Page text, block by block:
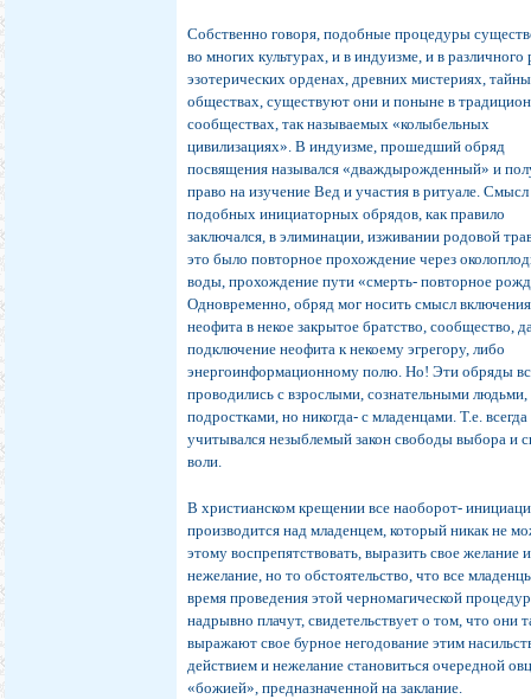
Собственно говоря, подобные процедуры
во многих культурах, и в индуизме, и в различного
эзотерических орденах, древних мистериях,
обществах, существуют они и поныне в
сообществах, так называемых «колыбельных
цивилизациях». В индуизме, прошедший обряд
посвящения назывался «дваждырожденный» и
право на изучение Вед и участия в ритуале. Смысл
подобных инициаторных обрядов, как правило
заключался, в элиминации, изживании родовой
это было повторное прохождение через
воды, прохождение пути «смерть- повторное
Одновременно, обряд мог носить смысл включения
неофита в некое закрытое братство, сообщество,
подключение неофита к некоему эгрегору, либо
энергоинформационному полю. Но! Эти обряды
проводились с взрослыми, сознательными людьми,
подростками, но никогда- с младенцами. Т.е. всегда
учитывался незыблемый закон свободы выбора и
воли.
В христианском крещении все наоборот-
производится над младенцем, который никак не
этому воспрепятствовать, выразить свое желание
нежелание, но то обстоятельство, что все
время проведения этой черномагической
надрывно плачут, свидетельствует о том, что они
выражают свое бурное негодование этим
действием и нежелание становиться очередной
«божией», предназначенной на заклание.